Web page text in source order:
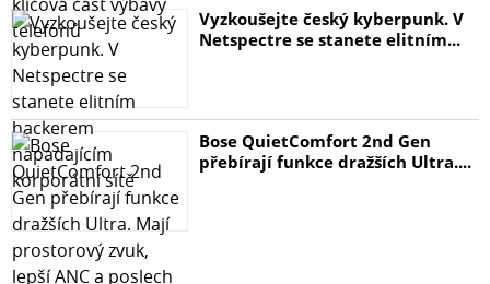
Vyzkoušejte český kyberpunk. V
Netspectre se stanete elitním...
Bose QuietComfort 2nd Gen
přebírají funkce dražších Ultra....